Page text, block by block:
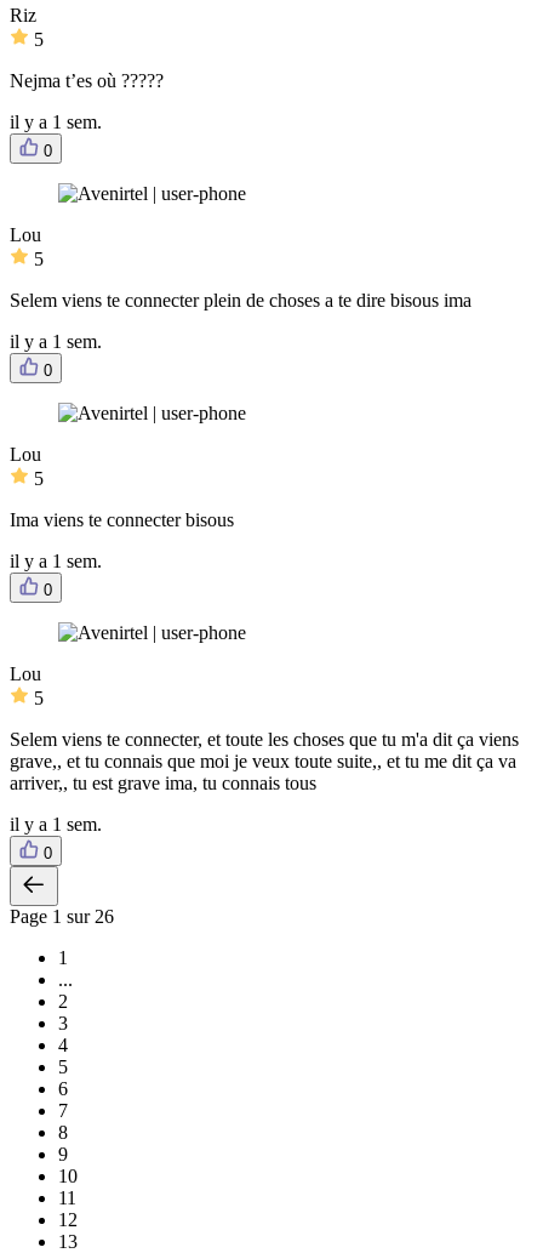
Riz
5
Nejma t’es où ?????
il y a 1 sem.
0
Lou
5
Selem viens te connecter plein de choses a te dire bisous ima
il y a 1 sem.
0
Lou
5
Ima viens te connecter bisous
il y a 1 sem.
0
Lou
5
Selem viens te connecter, et toute les choses que tu m'a dit ça viens
grave,, et tu connais que moi je veux toute suite,, et tu me dit ça va
arriver,, tu est grave ima, tu connais tous
il y a 1 sem.
0
Page 1 sur 26
1
...
2
3
4
5
6
7
8
9
10
11
12
13